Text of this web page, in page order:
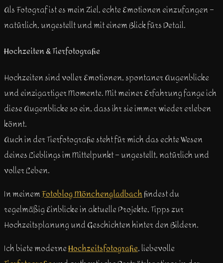
Als Fotograf ist es mein Ziel, echte Emotionen einzufangen –
natürlich, ungestellt und mit einem Blick fürs Detail.
Hochzeiten & Tierfotografie
Hochzeiten sind voller Emotionen, spontaner Augenblicke
und einzigartiger Momente. Mit meiner Erfahrung fange ich
diese Augenblicke so ein, dass ihr sie immer wieder erleben
könnt.
Auch in der Tierfotografie steht für mich das echte Wesen
deines Lieblings im Mittelpunkt – ungestellt, natürlich und
voller Leben.
In meinemFotoblog Mönchengladbachfindest du
regelmäßig Einblicke in aktuelle Projekte, Tipps zur
Hochzeitsplanung und Geschichten hinter den Bildern.
Ich biete moderneHochzeitsfotografie, liebevolle